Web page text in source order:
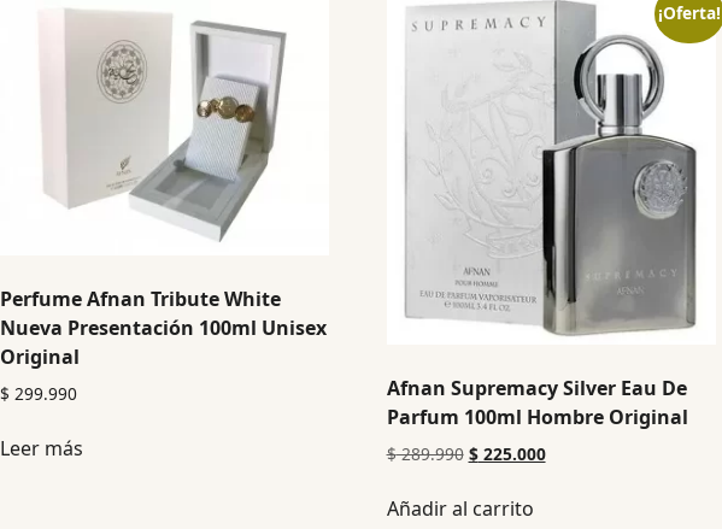
Perfume Afnan Tribute White
Nueva Presentación 100ml Unisex
Original
$ 299.990
Leer más
¡Oferta!
Afnan Supremacy Silver Eau De
Parfum 100ml Hombre Original
$289.990 $225.000
Añadir al carrito